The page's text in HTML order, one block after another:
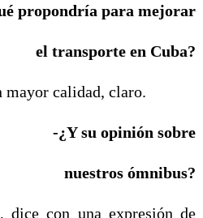
propondría para mejorar
el transporte en Cuba?
mayor calidad, claro.
-¿Y su opinión sobre
nuestros ómnibus?
dice con una expresión de